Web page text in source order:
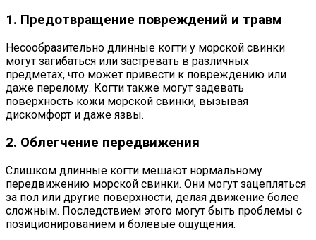
1. Предотвращение повреждений и травм
Несообразительно длинные когти у морской свинки
могут загибаться или застревать в различных
предметах, что может привести к повреждению или
даже перелому. Когти также могут задевать
поверхность кожи морской свинки, вызывая
дискомфорт и даже язвы.
2. Облегчение передвижения
Слишком длинные когти мешают нормальному
передвижению морской свинки. Они могут зацепляться
за пол или другие поверхности, делая движение более
сложным. Последствием этого могут быть проблемы с
позиционированием и болевые ощущения.